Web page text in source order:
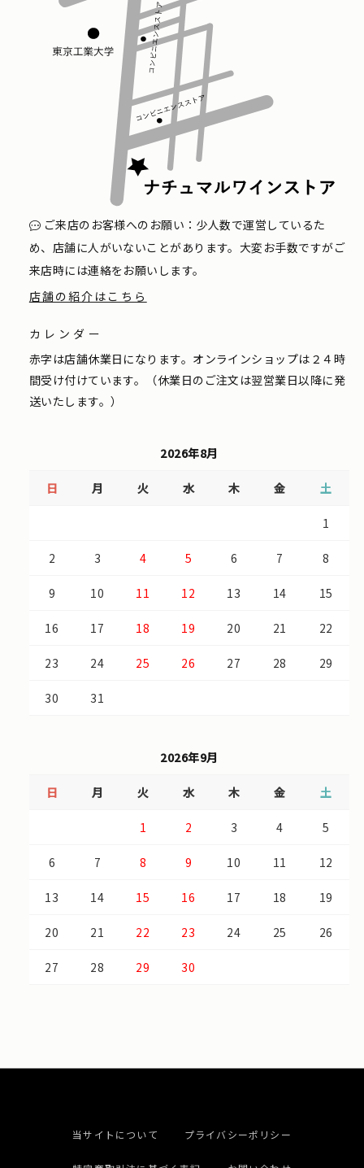
ご来店のお客様へのお願い：少人数で運営しているた
め、店舗に人がいないことがあります。大変お手数ですがご
来店時には連絡をお願いします。
店舗の紹介はこちら
カレンダー
赤字は店舗休業日になります。オンラインショップは２４時
間受け付けています。（休業日のご注文は翌営業日以降に発
送いたします。）
2026年8月
日 月 火 水 木 金 土
1
2 3 4 5 6 7 8
9 10 11 12 13 14 15
16 17 18 19 20 21 22
23 24 25 26 27 28 29
30 31
2026年9月
日 月 火 水 木 金 土
1 2 3 4 5
6 7 8 9 10 11 12
13 14 15 16 17 18 19
20 21 22 23 24 25 26
27 28 29 30
当サイトについて プライバシーポリシー